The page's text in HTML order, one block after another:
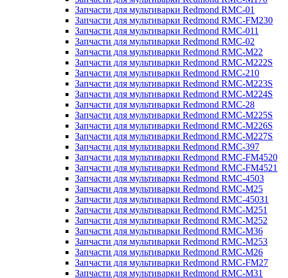
Запчасти для мультиварки Redmond RMC-01
Запчасти для мультиварки Redmond RMC-FM230
Запчасти для мультиварки Redmond RMC-011
Запчасти для мультиварки Redmond RMC-02
Запчасти для мультиварки Redmond RMC-M22
Запчасти для мультиварки Redmond RMC-M222S
Запчасти для мультиварки Redmond RMC-210
Запчасти для мультиварки Redmond RMC-M223S
Запчасти для мультиварки Redmond RMC-M224S
Запчасти для мультиварки Redmond RMC-28
Запчасти для мультиварки Redmond RMC-M225S
Запчасти для мультиварки Redmond RMC-M226S
Запчасти для мультиварки Redmond RMC-M227S
Запчасти для мультиварки Redmond RMC-397
Запчасти для мультиварки Redmond RMC-FM4520
Запчасти для мультиварки Redmond RMC-FM4521
Запчасти для мультиварки Redmond RMC-4503
Запчасти для мультиварки Redmond RMC-M25
Запчасти для мультиварки Redmond RMC-45031
Запчасти для мультиварки Redmond RMC-M251
Запчасти для мультиварки Redmond RMC-M252
Запчасти для мультиварки Redmond RMC-M36
Запчасти для мультиварки Redmond RMC-M253
Запчасти для мультиварки Redmond RMC-M26
Запчасти для мультиварки Redmond RMC-FM27
Запчасти для мультиварки Redmond RMC-M31